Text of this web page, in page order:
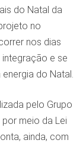
do Natal da
no
nos dias
e se
do Natal.
pelo Grupo
meio da Lei
ainda, com